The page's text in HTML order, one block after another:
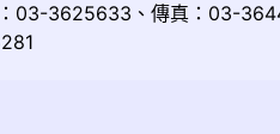
03-3625633、傳真：03-